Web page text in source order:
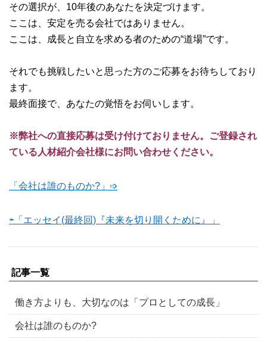
その選択が、10年後のあなたを決定づけます。
ここは、安定を売る会社ではありません。
ここは、成長と自立を求める者のための“道場”です。
それでも挑戦したいと思った方のご応募をお待ちしており
ます。
最終面接で、あなたの覚悟をお伺いします。
※弊社への直接応募は受け付けておりません。ご登録され
ている人材紹介会社様にお問い合わせください。
「会社は誰のものか?」➩
⇦「エッセイ(最終回)『未来を切り開くために』」
記事一覧
働き方よりも、大切なのは「プロとしての成長」
会社は誰のものか?